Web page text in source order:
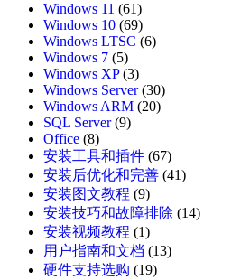
Windows 11 (61)
Windows 10 (69)
Windows LTSC (6)
Windows 7 (5)
Windows XP(3)
Windows Server(30)
Windows ARM (20)
SQL Server(9)
Office (8)
安装工具和插件 (67)
安装后优化和完善 (41)
安装图文教程 (9)
安装技巧和故障排除 (14)
安装视频教程 (1)
用户指南和文档 (13)
硬件支持选购 (19)